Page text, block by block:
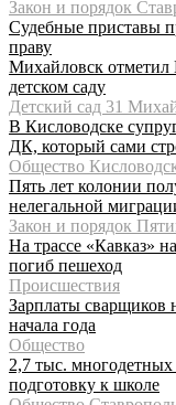
Закон и порядок
Судебные приставы
праву
Михайловск отметил
детском саду
Детский сад 31
В Кисловодске
ДК, который сами
Общество
Пять лет колонии
нелегальной
Закон и порядок
На трассе «Кавказ»
погиб пешеход
Происшествия
Зарплаты сварщиков
начала года
Общество
2,7 тыс. многодетных
подготовку к школе